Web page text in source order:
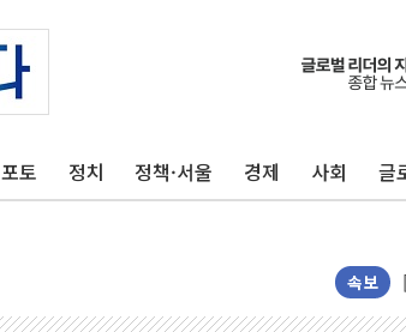
포토 정치 정책·서울 경제 사회 글
속보